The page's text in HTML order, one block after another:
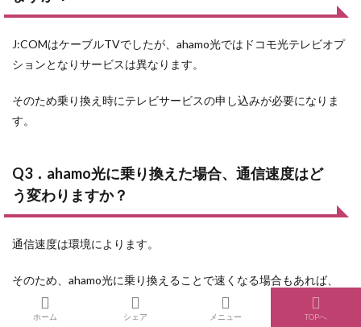
J:COMはケーブルTVでしたが、ahamo光ではドコモ光テレビオプ
ションとなりサービスは異なります。
そのため乗り換え時にテレビサービスの申し込みが必要になりま
す。
Q3．ahamo光に乗り換えた場合、通信速度はど
う変わりますか？
通信速度は環境によります。
そのため、ahamo光に乗り換えることで速くなる場合もあれば、
遅くなる場合もあります。
ホーム シェア メニュー TOPへ